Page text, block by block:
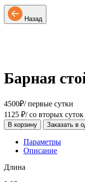
Назад
Барная
4500₽/ первые сутки
1125 ₽/ со вторых суток
В корзину Заказать в
Параметры
Описание
Длина